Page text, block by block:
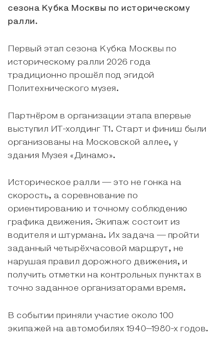
сезона Кубка Москвы по историческому
ралли.
Первый этап сезона Кубка Москвы по
историческому ралли 2026 года
традиционно прошёл под эгидой
Политехнического музея.
Партнёром в организации этапа впервые
выступил ИТ-холдинг Т1. Старт и финиш были
организованы на Московской аллее, у
здания Музея «Динамо».
Историческое ралли — это не гонка на
скорость, а соревнование по
ориентированию и точному соблюдению
графика движения. Экипаж состоит из
водителя и штурмана. Их задача — пройти
заданный четырёхчасовой маршрут, не
нарушая правил дорожного движения, и
получить отметки на контрольных пунктах в
точно заданное организаторами время.
В событии приняли участие около 100
экипажей на автомобилях 1940–1980-х годов.